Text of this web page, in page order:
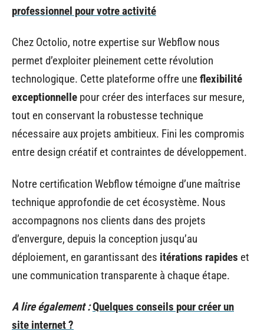
professionnel pour votre activité
Chez Octolio, notre expertise sur Webflow nous
permet d’exploiter pleinement cette révolution
technologique. Cette plateforme offre uneflexibilité
exceptionnelle pour créer des interfaces sur mesure,
tout en conservant la robustesse technique
nécessaire aux projets ambitieux. Fini les compromis
entre design créatif et contraintes de développement.
Notre certification Webflow témoigne d’une maîtrise
technique approfondie de cet écosystème. Nous
accompagnons nos clients dans des projets
d’envergure, depuis la conception jusqu’au
déploiement, en garantissant des itérations rapides et
une communication transparente à chaque étape.
A lire également :Quelques conseils pour créer un
site internet ?